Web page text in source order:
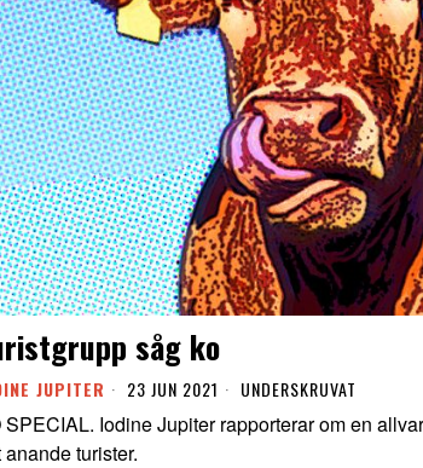
såg ko
JUPITER 23 JUN 2021 UNDERSKRUVAT
SPECIAL. Iodine Jupiter rapporterar om en
anande turister.